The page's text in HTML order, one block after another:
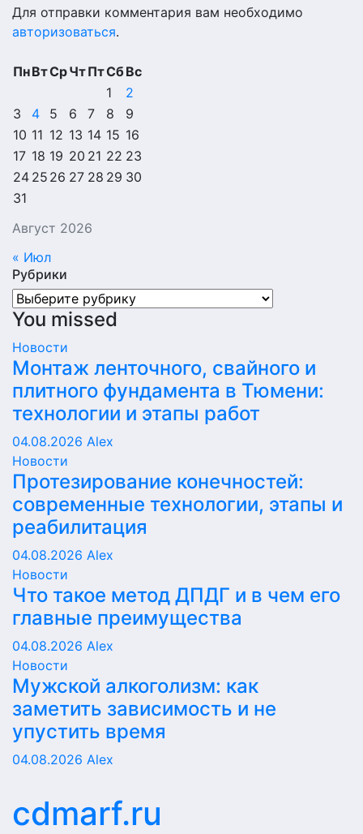
Для отправки комментария вам необходимо
авторизоваться.
Август 2026
ПнВтСрЧтПтСбВс
1
2
3
4 5 6 7 8
9
10 11 12 13 14 15 16
17 18 19 20 21 22 23
24 25 26 27 28 29 30
31
« Июл
Рубрики
Рубрики
You missed
Новости
Монтаж ленточного, свайного и
плитного фундамента в Тюмени:
технологии и этапы работ
04.08.2026 Alex
Новости
Протезирование конечностей:
современные технологии, этапы и
реабилитация
04.08.2026 Alex
Новости
Что такое метод ДПДГ и в чем его
главные преимущества
04.08.2026 Alex
Новости
Мужской алкоголизм: как
заметить зависимость и не
упустить время
04.08.2026 Alex
cdmarf.ru